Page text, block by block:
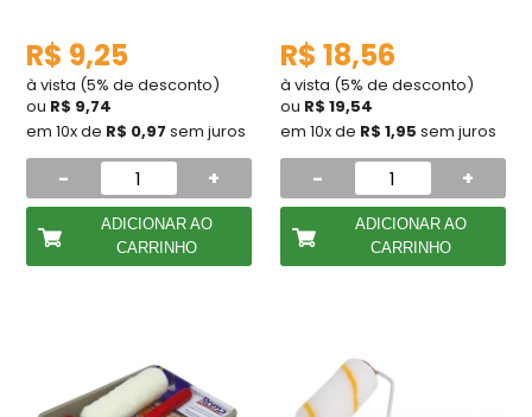
R$ 9,25
à vista (5% de desconto)
ou R$ 9,74
em 10x de R$ 0,97 sem juros
- +
ADICIONAR AO
CARRINHO
R$ 18,56
à vista (5% de desconto)
ou R$ 19,54
em 10x de R$ 1,95 sem juros
- +
ADICIONAR AO
CARRINHO